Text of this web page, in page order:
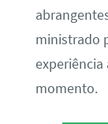
ministrado
momento.